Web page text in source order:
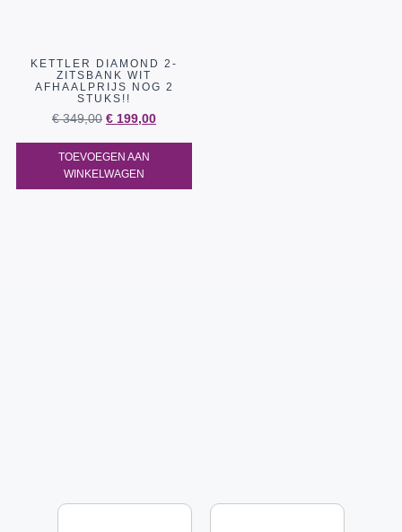
KETTLER DIAMOND 2-
ZITSBANK WIT
AFHAALPRIJS NOG 2
STUKS!!
€349,00 € 199,00
TOEVOEGEN AAN
WINKELWAGEN